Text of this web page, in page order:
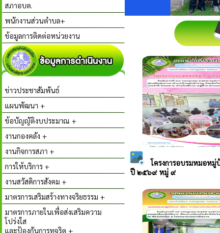
สภาอบต.
พนักงานส่วนตำบล+
ข้อมูลการติดต่อหน่วยงาน
ข่าวประชาสัมพันธ์
แผนพัฒนา +
ข้อบัญญัติงบประมาณ +
งานกองคลัง +
งานกิจการสภา +
การให้บริการ +
งานสวัสดิการสังคม +
มาตรการเสริมสร้างทางจริยธรรม +
มาตรการภายในเพื่อส่งเสริมความ
โปร่งใส
และป้องกันการทุจริต +